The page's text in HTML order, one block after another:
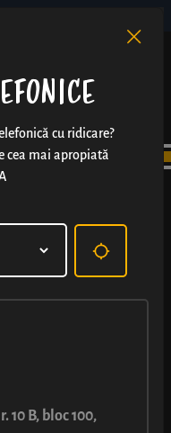
cu ridicare?
cea mai apropiată
10 B, bloc 100,